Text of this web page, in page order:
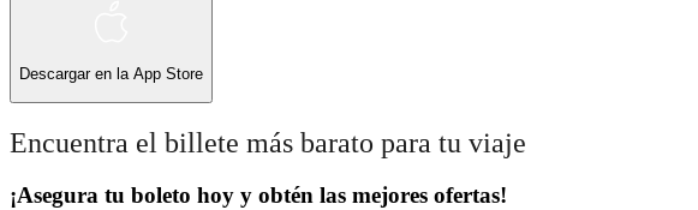
Descargar en la App Store
Encuentra el billete más barato para tu viaje
¡Asegura tu boleto hoy y obtén las mejores ofertas!